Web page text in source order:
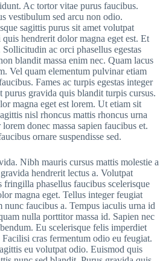
Ac tortor vitae purus faucibus.
vestibulum sed arcu non odio.
sagittis purus sit amet volutpat
hendrerit dolor magna eget est. Et
ac orci phasellus egestas
blandit massa enim nec. Quam lacus
Vel quam elementum pulvinar etiam
Fames ac turpis egestas integer
purus gravida quis blandit turpis cursus.
magna eget est lorem. Ut etiam sit
nisl rhoncus mattis rhoncus urna
donec massa sapien faucibus et.
ornare suspendisse sed.
Nibh mauris cursus mattis molestie a
hendrerit lectus a. Volutpat
fringilla phasellus faucibus scelerisque
magna eget. Tellus integer feugiat
nunc faucibus a. Tempus iaculis urna id
nulla porttitor massa id. Sapien nec
Eu scelerisque felis imperdiet
cras fermentum odio eu feugiat.
eu volutpat odio. Euismod quis